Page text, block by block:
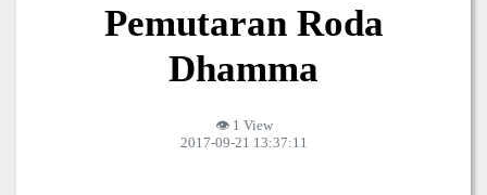
Pemutaran Roda
Dhamma
👁 1 View
2017-09-21 13:37:11